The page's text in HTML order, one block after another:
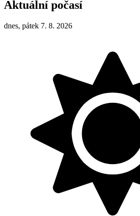
Aktuální počasí
dnes, pátek 7. 8. 2026